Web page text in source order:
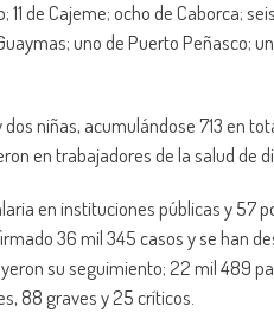
de Cajeme; ocho de Caborca;
uno de Puerto Peñasco;
niñas, acumulándose 713 en
en trabajadores de la salud de
en instituciones públicas y 57
36 mil 345 casos y se han
su seguimiento; 22 mil 489
88 graves y 25 críticos.